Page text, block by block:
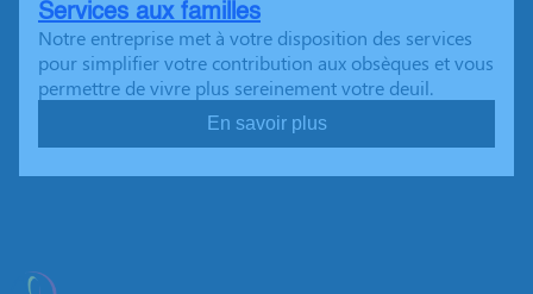
Services aux familles
Notre entreprise met à votre disposition des services
pour simplifier votre contribution aux obsèques et vous
permettre de vivre plus sereinement votre deuil.
En savoir plus